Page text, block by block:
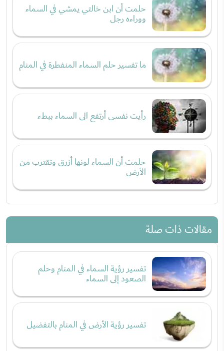
حلمت أن ابن خالتي يمشي في السماء
ووراءه رجل
ما تفسير حلم السماء المنفطرة في المنام
رأيت نفسى أرتفع الى السماء ببطء
حلمت أن السماء لونها أزرق وتقترب من
الأرض
مقالات ذات صلة
تفسير رؤية السماء في المنام وحلم
الصعود إلى السماء
تفسير رؤية الأرض في المنام بالتفضيل